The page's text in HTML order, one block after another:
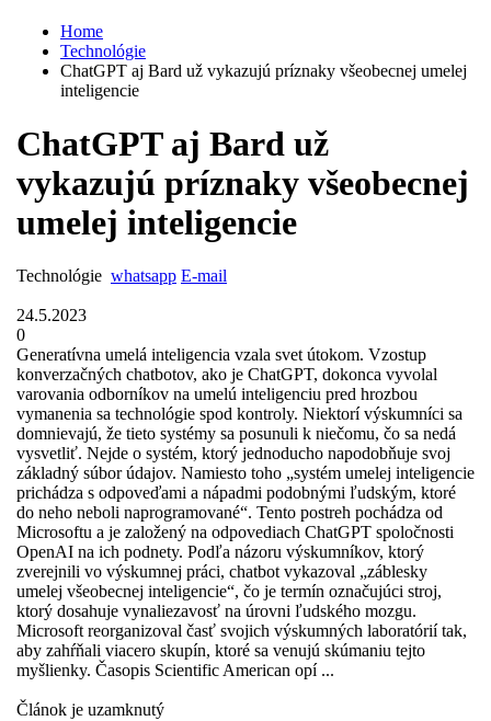
Home
Technológie
ChatGPT aj Bard už vykazujú príznaky všeobecnej umelej
inteligencie
ChatGPT aj Bard už
vykazujú príznaky všeobecnej
umelej inteligencie
Technológie whatsapp E-mail
24.5.2023
0
Generatívna umelá inteligencia vzala svet útokom. Vzostup
konverzačných chatbotov, ako je ChatGPT, dokonca vyvolal
varovania odborníkov na umelú inteligenciu pred hrozbou
vymanenia sa technológie spod kontroly. Niektorí výskumníci sa
domnievajú, že tieto systémy sa posunuli k niečomu, čo sa nedá
vysvetliť. Nejde o systém, ktorý jednoducho napodobňuje svoj
základný súbor údajov. Namiesto toho „systém umelej inteligencie
prichádza s odpoveďami a nápadmi podobnými ľudským, ktoré
do neho neboli naprogramované“. Tento postreh pochádza od
Microsoftu a je založený na odpovediach ChatGPT spoločnosti
OpenAI na ich podnety. Podľa názoru výskumníkov, ktorý
zverejnili vo výskumnej práci, chatbot vykazoval „záblesky
umelej všeobecnej inteligencie“, čo je termín označujúci stroj,
ktorý dosahuje vynaliezavosť na úrovni ľudského mozgu.
Microsoft reorganizoval časť svojich výskumných laboratórií tak,
aby zahŕňali viacero skupín, ktoré sa venujú skúmaniu tejto
myšlienky. Časopis Scientific American opí ...
Článok je uzamknutý